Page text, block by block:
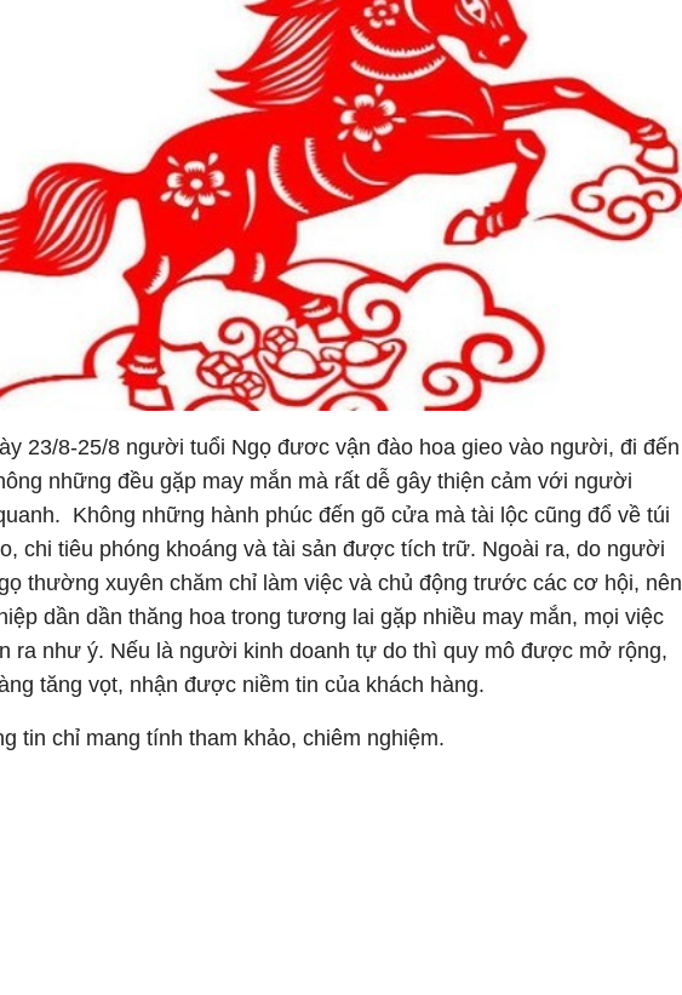
23/8-25/8 người tuổi Ngọ đươc vận đào hoa gieo vào người, đi đến
những đều gặp may mắn mà rất dễ gây thiện cảm với người
Không những hành phúc đến gõ cửa mà tài lộc cũng đổ về túi
chi tiêu phóng khoáng và tài sản được tích trữ. Ngoài ra, do người
thường xuyên chăm chỉ làm việc và chủ động trước các cơ hội, nên
dần dần thăng hoa trong tương lai gặp nhiều may mắn, mọi việc
ra như ý. Nếu là người kinh doanh tự do thì quy mô được mở rộng,
tăng vọt, nhận được niềm tin của khách hàng.
tin chỉ mang tính tham khảo, chiêm nghiệm.